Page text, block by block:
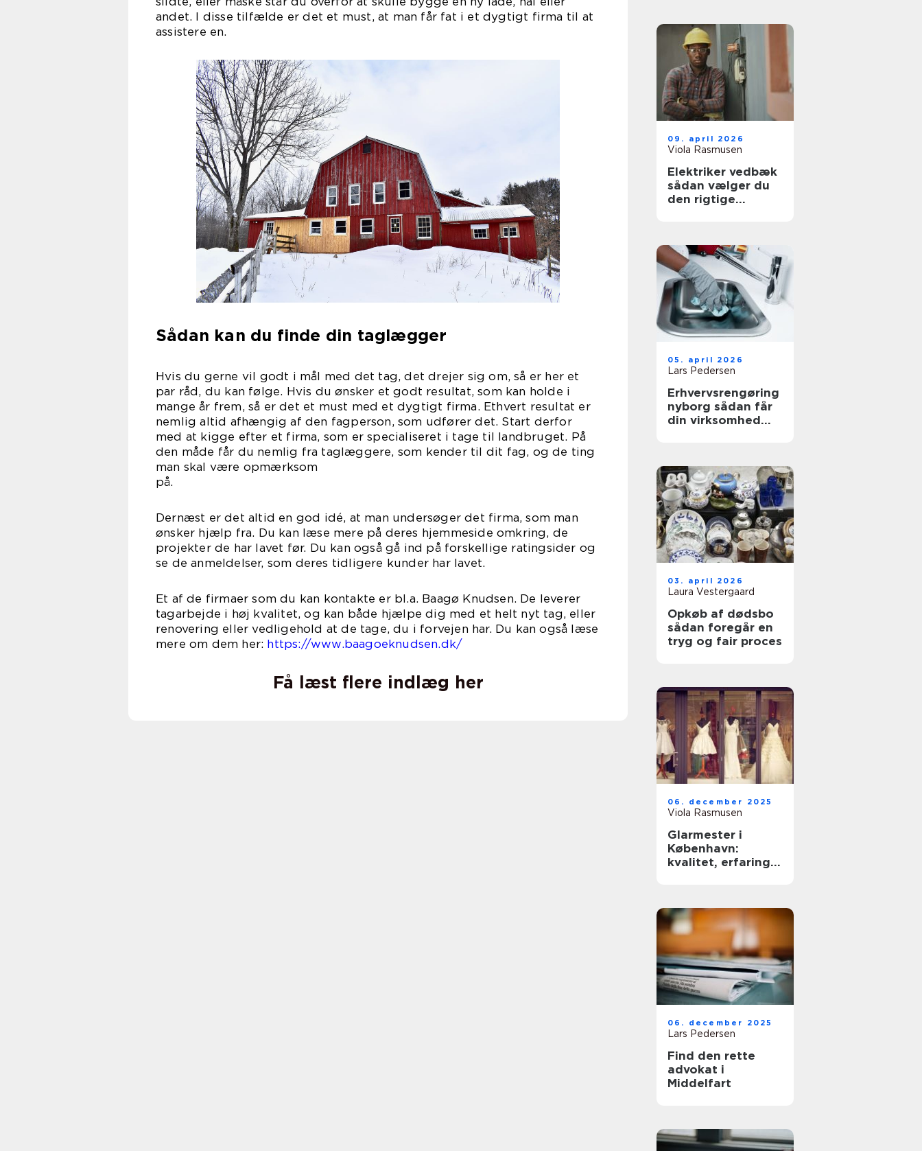
andet. I disse tilfælde er det et must, at man får fat i et dygtigt firma til at
assistere en.
Sådan kan du finde din taglægger
Hvis du gerne vil godt i mål med det tag, det drejer sig om, så er her et
par råd, du kan følge. Hvis du ønsker et godt resultat, som kan holde i
mange år frem, så er det et must med et dygtigt firma. Ethvert resultat er
nemlig altid afhængig af den fagperson, som udfører det. Start derfor
med at kigge efter et firma, som er specialiseret i tage til landbruget. På
den måde får du nemlig fra taglæggere, som kender til dit fag, og de ting
man skal være opmærksom
på.
Dernæst er det altid en god idé, at man undersøger det firma, som man
ønsker hjælp fra. Du kan læse mere på deres hjemmeside omkring, de
projekter de har lavet før. Du kan også gå ind på forskellige ratingsider og
se de anmeldelser, som deres tidligere kunder har lavet.
Et af de firmaer som du kan kontakte er bl.a. Baagø Knudsen. De leverer
tagarbejde i høj kvalitet, og kan både hjælpe dig med et helt nyt tag, eller
renovering eller vedligehold at de tage, du i forvejen har. Du kan også læse
mere om dem her: https://www.baagoeknudsen.dk/
Få læst flere indlæg her
09. april 2026
Viola Rasmusen
Elektriker vedbæk
sådan vælger du
den rigtige
05. april 2026
Lars Pedersen
Erhvervsrengøring
nyborg sådan får
din virksomhed
03. april 2026
Laura Vestergaard
Opkøb af dødsbo
sådan foregår en
tryg og fair proces
06. december 2025
Viola Rasmusen
Glarmester i
København:
kvalitet, erfaring
06. december 2025
Lars Pedersen
Find den rette
advokat i
Middelfart